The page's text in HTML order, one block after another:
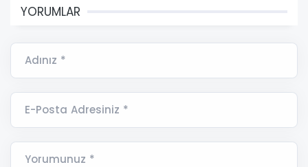
YORUMLAR
Adınız *
E-Posta Adresiniz *
Yorumunuz *